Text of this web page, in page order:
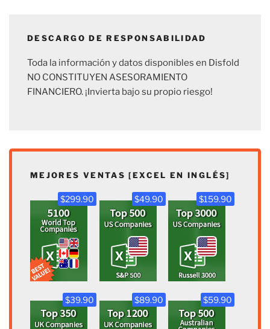
DESCARGO DE RESPONSABILIDAD
Toda la información y datos disponibles en Disfold
NO CONSTITUYEN ASESORAMIENTO
FINANCIERO. ¡Invierta bajo su propio riesgo!
MEJORES VENTAS [EXCEL EN INGLÉS]
$299.90 $49.90 $159.90
$39.90 $89.90 $59.90